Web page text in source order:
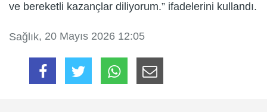
ve bereketli kazançlar diliyorum.” ifadelerini kullandı.
Sağlık, 20 Mayıs 2026 12:05